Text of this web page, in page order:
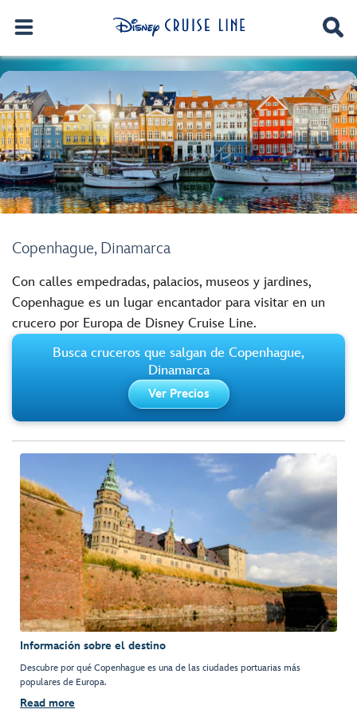
Copenhague, Dinamarca
Con calles empedradas, palacios, museos y jardines,
Copenhague es un lugar encantador para visitar en un
crucero por Europa de Disney Cruise Line.
Busca cruceros que salgan de Copenhague,
Dinamarca
Ver Precios
Información sobre el destino
Descubre por qué Copenhague es una de las ciudades portuarias más
populares de Europa.
Read more